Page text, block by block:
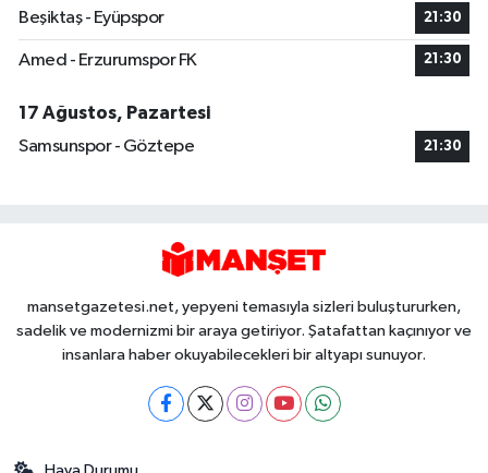
Beşiktaş - Eyüpspor 21:30
Amed - Erzurumspor FK 21:30
17 Ağustos, Pazartesi
Samsunspor - Göztepe
21:30
mansetgazetesi.net, yepyeni temasıyla sizleri buluştururken,
sadelik ve modernizmi bir araya getiriyor. Şatafattan kaçınıyor ve
insanlara haber okuyabilecekleri bir altyapı sunuyor.
Hava Durumu